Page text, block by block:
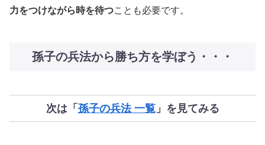
力をつけながら時を待つことも必要です。
孫子の兵法から勝ち方を学ぼう・・・
次は「 孫子の兵法 一覧」を見てみる